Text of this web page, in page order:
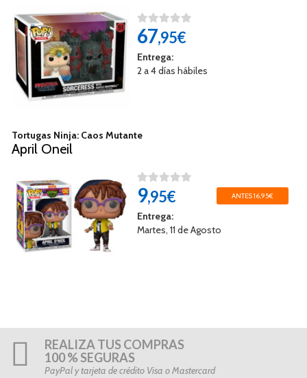
67,95€
Entrega:
2 a 4 días hábiles
Tortugas Ninja: Caos Mutante
April Oneil
9,95€ ANTES 16,95€
Entrega:
Martes, 11 de Agosto
REALIZA TUS COMPRAS
100 % SEGURAS
PayPal y tarjeta de crédito Visa o Mastercard